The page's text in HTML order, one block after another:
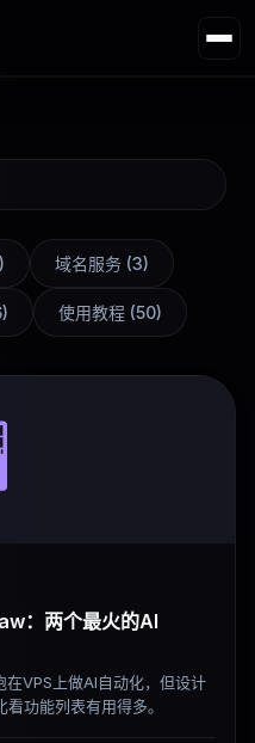
) 域名服务 (3)
) 使用教程 (50)
：两个最火的AI
VPS上做AI自动化，但设计
功能列表有用得多。